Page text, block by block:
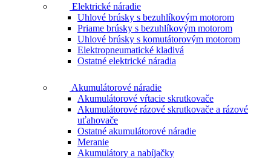
Elektrické náradie
Uhlové brúsky s bezuhlíkovým motorom
Priame brúsky s bezuhlíkovým motorom
Uhlové brúsky s komutátorovým motorom
Elektropneumatické kladivá
Ostatné elektrické náradia
Akumulátorové náradie
Akumulátorové vŕtacie skrutkovače
Akumulátorové rázové skrutkovače a rázové
uťahovače
Ostatné akumulátorové náradie
Meranie
Akumulátory a nabíjačky